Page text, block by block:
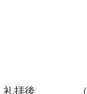
拝後 （